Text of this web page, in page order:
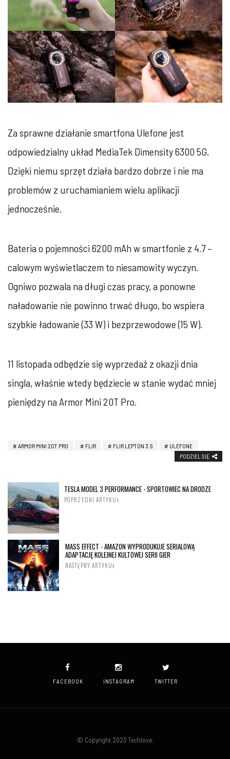
Za sprawne działanie smartfona Ulefone jest
odpowiedzialny układ MediaTek Dimensity 6300 5G.
Dzięki niemu sprzęt działa bardzo dobrze i nie ma
problemów z uruchamianiem wielu aplikacji
jednocześnie.
Bateria o pojemności 6200 mAh w smartfonie z 4.7 –
calowym wyświetlaczem to niesamowity wyczyn.
Ogniwo pozwala na długi czas pracy, a ponowne
naładowanie nie powinno trwać długo, bo wspiera
szybkie ładowanie (33 W) i bezprzewodowe (15 W).
11 listopada odbędzie się wyprzedaż z okazji dnia
singla, właśnie wtedy będziecie w stanie wydać mniej
pieniędzy na Armor Mini 20T Pro.
ARMOR MINI 20T PRO FLIR FLIR LEPTON 3.5
ULEFONE
PODZIEL SIĘ
TESLA MODEL 3 PERFORMANCE - SPORTOWIEC NA DRODZE
POPRZEDNI ARTYKUŁ
MASS EFFECT - AMAZON WYPRODUKUJE SERIALOWĄ
ADAPTACJĘ KOLEJNEJ KULTOWEJ SERII GIER
NASTĘPNY ARTYKUŁ
FACEBOOK INSTAGRAM TWITTER
© Copyright 2023 Techlove.